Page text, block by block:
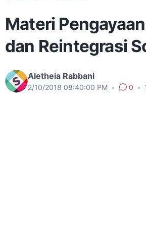
Materi
dan Reintegrasi
Aletheia Rabbani
2/10/2018 08:40:00 PM • 0 •